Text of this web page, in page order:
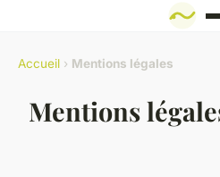
Accueil › Mentions légales
Mentions